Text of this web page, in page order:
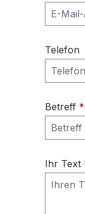
Telefon
Betreff *
Ihr Text